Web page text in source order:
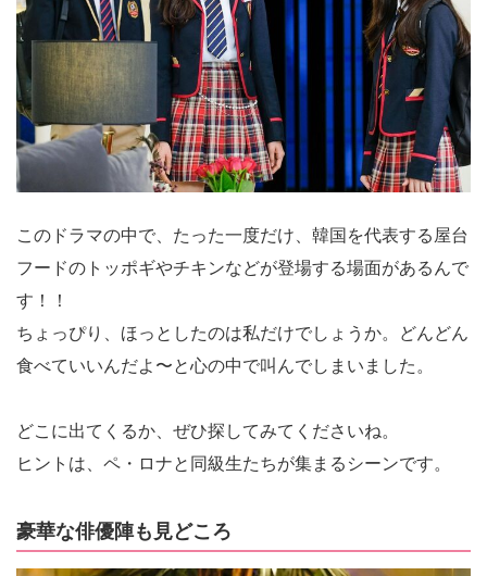
このドラマの中で、たった一度だけ、韓国を代表する屋台
フードのトッポギやチキンなどが登場する場面があるんで
す！！
ちょっぴり、ほっとしたのは私だけでしょうか。どんどん
食べていいんだよ〜と心の中で叫んでしまいました。
どこに出てくるか、ぜひ探してみてくださいね。
ヒントは、ペ・ロナと同級生たちが集まるシーンです。
豪華な俳優陣も見どころ